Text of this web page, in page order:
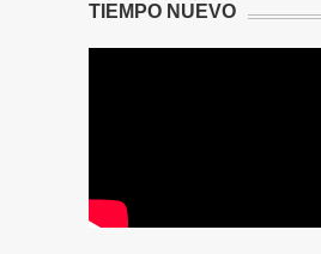
TIEMPO NUEVO